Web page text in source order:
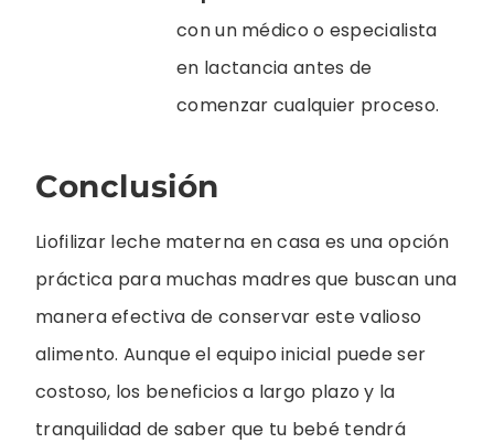
con un médico o especialista
en lactancia antes de
comenzar cualquier proceso.
Conclusión
Liofilizar leche materna en casa es una opción
práctica para muchas madres que buscan una
manera efectiva de conservar este valioso
alimento. Aunque el equipo inicial puede ser
costoso, los beneficios a largo plazo y la
tranquilidad de saber que tu bebé tendrá